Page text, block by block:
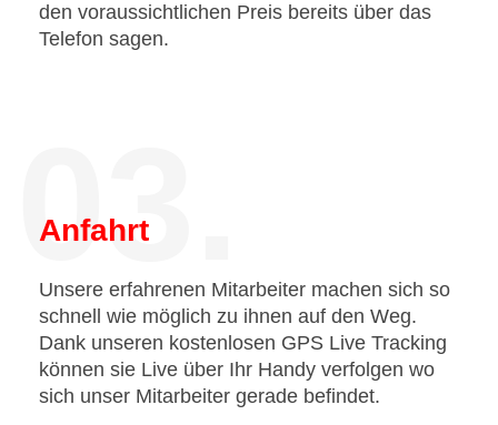
den voraussichtlichen Preis bereits über das
Telefon sagen.
03.
Anfahrt
Unsere erfahrenen Mitarbeiter machen sich so
schnell wie möglich zu ihnen auf den Weg.
Dank unseren kostenlosen GPS Live Tracking
können sie Live über Ihr Handy verfolgen wo
sich unser Mitarbeiter gerade befindet.